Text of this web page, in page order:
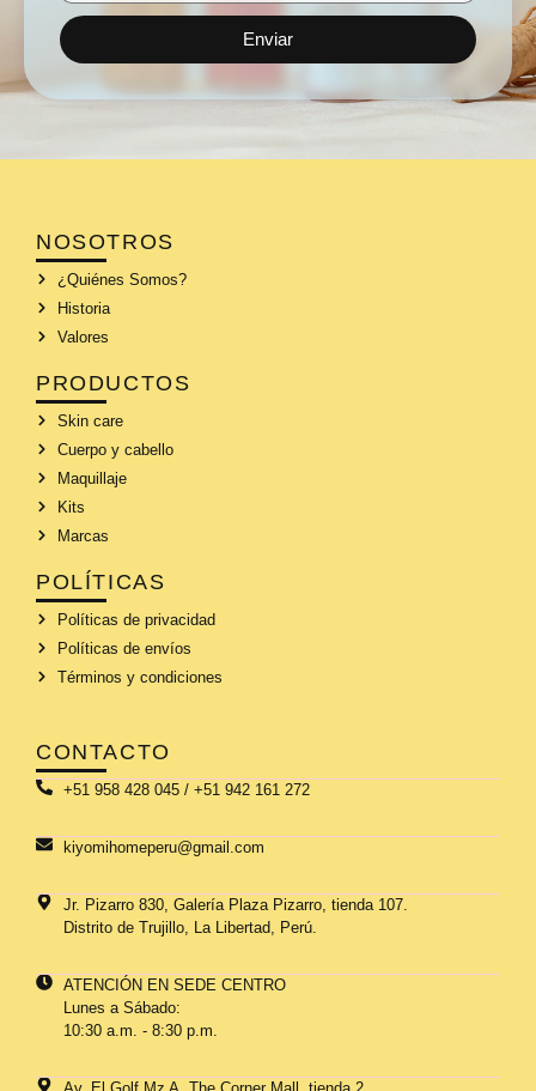
Enviar
NOSOTROS
¿Quiénes Somos?
Historia
Valores
PRODUCTOS
Skin care
Cuerpo y cabello
Maquillaje
Kits
Marcas
POLÍTICAS
Políticas de privacidad
Políticas de envíos
Términos y condiciones
CONTACTO
+51 958 428 045 / +51 942 161 272
kiyomihomeperu@gmail.com
Jr. Pizarro 830, Galería Plaza Pizarro, tienda 107.
Distrito de Trujillo, La Libertad, Perú.
ATENCIÓN EN SEDE CENTRO
Lunes a Sábado:
10:30 a.m. - 8:30 p.m.